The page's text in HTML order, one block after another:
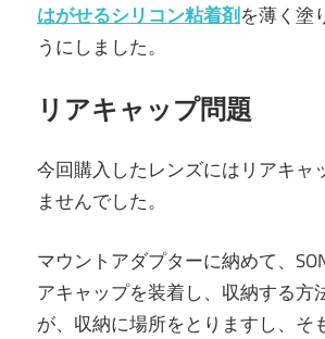
はがせるシリコン粘着剤を薄く塗
うにしました。
リアキャップ問題
今回購入したレンズにはリアキャ
ませんでした。
マウントアダプターに納めて、
アキャップを装着し、収納する方
が、収納に場所をとりますし、そ